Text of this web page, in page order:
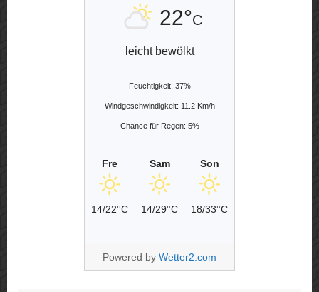
22°C
leicht bewölkt
Feuchtigkeit: 37%
Windgeschwindigkeit: 11.2 Km/h
Chance für Regen: 5%
Fre
14/22°C
Sam
14/29°C
Son
18/33°C
Powered by Wetter2.com